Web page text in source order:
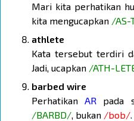
Mari kita perhatikan
kita mengucapkan /AS-
athlete
Kata tersebut terdiri
Jadi, ucapkan /ATH-
barbed wire
PerhatikanAR pada
/BARBD/, bukan /bob/.